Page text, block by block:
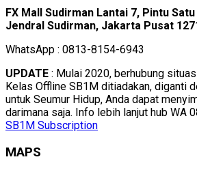
FX Mall Sudirman Lantai 7, Pintu
Jendral Sudirman, Jakarta Pusat
WhatsApp : 0813-8154-6943
UPDATE : Mulai 2020, berhubung
Kelas Offline SB1M ditiadakan, diganti
untuk Seumur Hidup, Anda dapat
darimana saja. Info lebih lanjut hub WA
SB1M Subscription
MAPS